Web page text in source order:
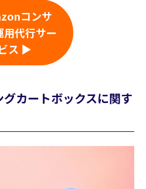
コンサ
用代行サー
ス ▶
カートボックスに関す